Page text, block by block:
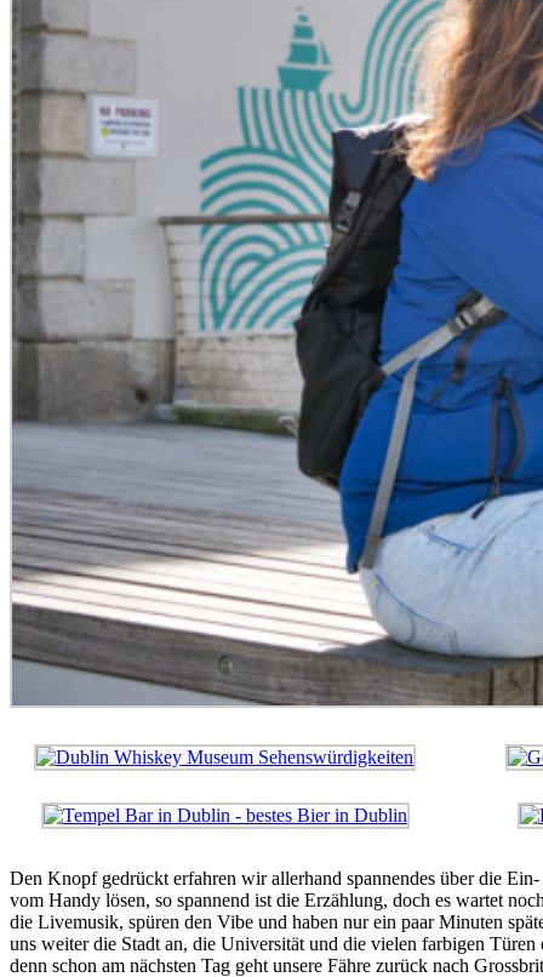
Den Knopf gedrückt erfahren wir allerhand spannendes über die
vom Handy lösen, so spannend ist die Erzählung, doch es wartet
die Livemusik, spüren den Vibe und haben nur ein paar Minuten
uns weiter die Stadt an, die Universität und die vielen farbigen
denn schon am nächsten Tag geht unsere Fähre zurück nach